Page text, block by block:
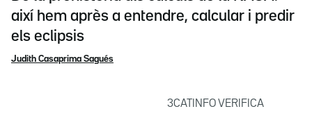
així hem après a entendre, calcular i predir
els eclipsis
Judith Casaprima Sagués
3CATINFO VERIFICA